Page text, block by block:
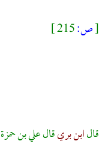
[ص:
قالابن بريقالعلي بن حمزة